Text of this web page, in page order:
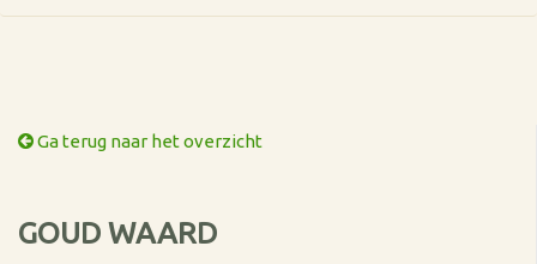
Ga terug naar het overzicht
GOUD WAARD